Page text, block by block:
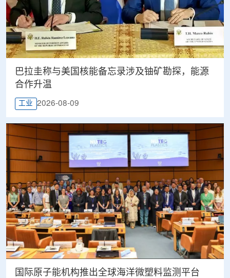
巴拉圭称与美国核能备忘录涉及铀矿勘探，能源
合作升温
工业 2026-08-09
国际原子能机构推出全球海洋微塑料监测平台